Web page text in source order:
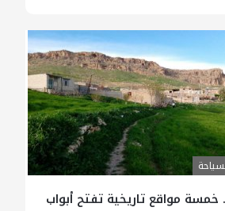
خمسة مواقع تاريخية تفتح أبواب